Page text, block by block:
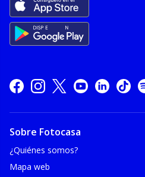
Sobre Fotocasa
¿Quiénes somos?
Mapa web